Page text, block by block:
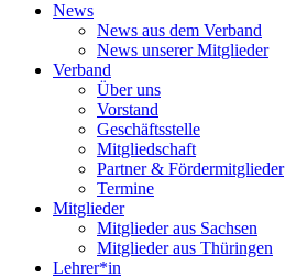
News
News aus dem Verband
News unserer Mitglieder
Verband
Über uns
Vorstand
Geschäftsstelle
Mitgliedschaft
Partner & Fördermitglieder
Termine
Mitglieder
Mitglieder aus Sachsen
Mitglieder aus Thüringen
Lehrer*in